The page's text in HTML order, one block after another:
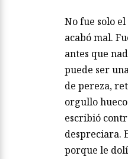
No fue solo
acabó mal.
antes que
puede ser
de pereza,
orgullo
escribió
despreciara.
porque le